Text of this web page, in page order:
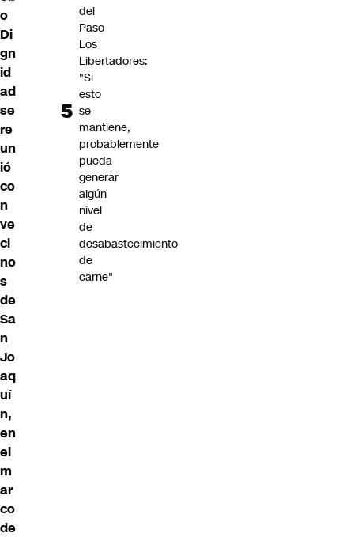
o
Di
gn
id
ad
se
re
un
ió
co
n
ve
ci
no
s
de
Sa
n
Jo
aq
uí
n,
en
el
m
ar
co
de
del
Paso
Los
Libertadores:
"Si
esto
se
mantiene,
probablemente
pueda
generar
algún
nivel
de
desabastecimiento
de
carne"